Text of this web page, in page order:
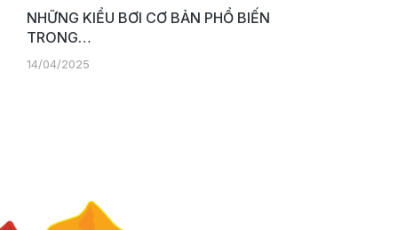
NHỮNG KIỂU BƠI CƠ BẢN PHỔ BIẾN
TRONG…
14/04/2025